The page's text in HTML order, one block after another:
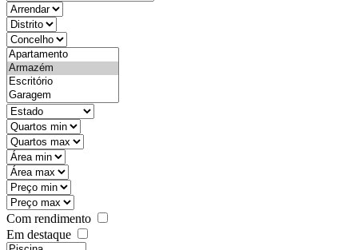
objective
districtId
countyId
types
state
mintypo
maxtypo
minarea
maxarea
minprice
maxprice
Com rendimento
Em destaque